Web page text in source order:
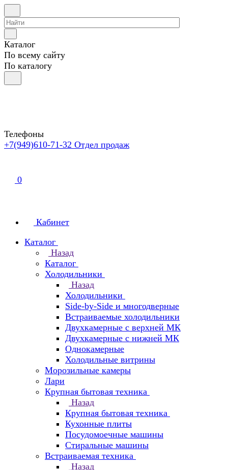
Каталог
По всему сайту
По каталогу
Телефоны
+7(949)610-71-32 Отдел продаж
0
Кабинет
Каталог
Назад
Каталог
Холодильники
Назад
Холодильники
Side-by-Side и многодверные
Встраиваемые холодильники
Двухкамерные с верхней МК
Двухкамерные с нижней МК
Однокамерные
Холодильные витрины
Морозильные камеры
Лари
Крупная бытовая техника
Назад
Крупная бытовая техника
Кухонные плиты
Посудомоечные машины
Стиральные машины
Встраиваемая техника
Назад